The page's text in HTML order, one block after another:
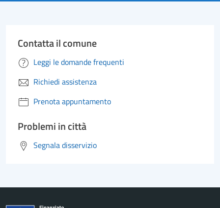
Contatta il comune
Leggi le domande frequenti
Richiedi assistenza
Prenota appuntamento
Problemi in città
Segnala disservizio